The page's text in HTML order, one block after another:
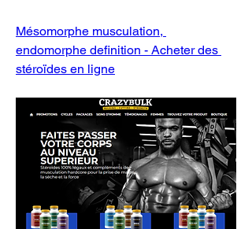
Mésomorphe musculation,
endomorphe definition - Acheter des
stéroïdes en ligne